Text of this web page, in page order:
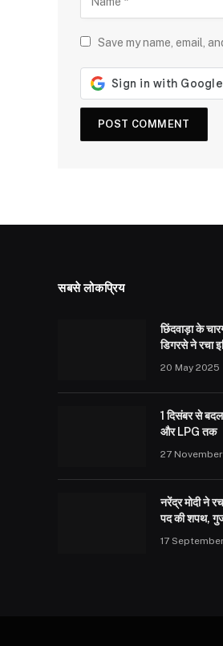
Save my name, email,
सबसे लोकप्रिय
छिंदवाड़ा के
डिगरसे ने रचा
20 May 2025
1 दिसंबर से
और LPG तक
27
नरेंद्र मोदी ने
पद की शपथ,
17